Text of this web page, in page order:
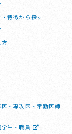
特徴から探す
・専攻医・常勤医師
学生・職員